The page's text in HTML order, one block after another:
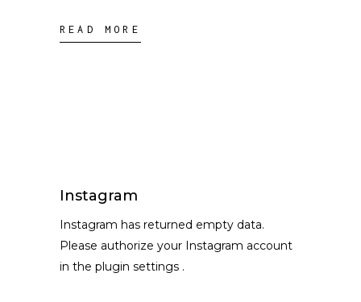
READ MORE
Instagram
Instagram has returned empty data.
Please authorize your Instagram account
in the plugin settings .